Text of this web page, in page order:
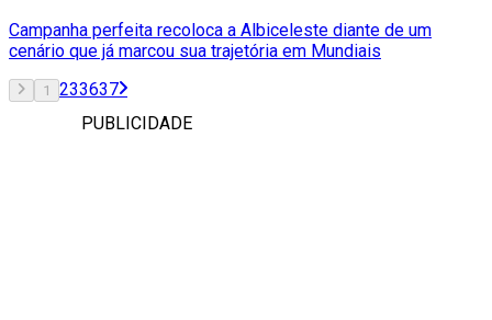
Campanha perfeita recoloca a Albiceleste diante de um
cenário que já marcou sua trajetória em Mundiais
1 233637
PUBLICIDADE